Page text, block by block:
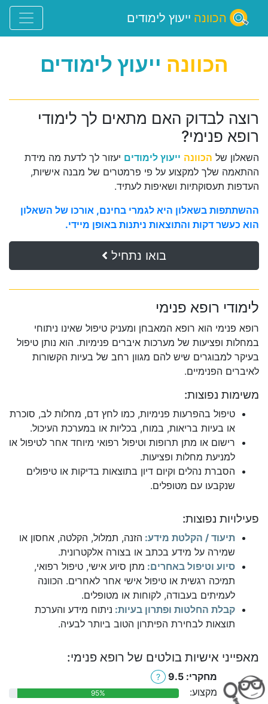
הכוונה ייעוץ לימודים
הכוונה ייעוץ לימודים
רוצה לבדוק האם מתאים לך לימודי
רופא פנימי?
השאלון של הכוונה ייעוץ לימודים יעזור לך לדעת מה מידת
ההתאמה שלך למקצוע על פי פרמטרים של מבנה אישיות,
העדפות תעסוקתיות ושאיפות לעתיד.
ההשתתפות בשאלון היא לגמרי בחינם, אורכו של השאלון
הוא כעשר דקות והתוצאות ניתנות באופן מיידי.
בואו נתחיל
לימודי רופא פנימי
רופא פנימי הוא רופא המאבחן ומעניק טיפול שאינו ניתוחי
במחלות ופציעות של מערכות איברים פנימיות. הוא נותן טיפול
בעיקר למבוגרים שיש להם מגוון רחב של בעיות הקשורות
לאיברים הפנימיים.
משימות נפוצות:
טיפול בהפרעות פנימיות, כמו לחץ דם, מחלות לב, סוכרת
או בעיות בריאות, במוח, בכליות או במערכת העיכול.
רישום או מתן תרופות וטיפול רפואי מיוחד אחר לטיפול או
למניעת מחלות ופציעות.
הסברת נהלים וקיום דיון בתוצאות בדיקות או טיפולים
שנקבעו עם מטופלים.
פעילויות נפוצות:
תיעוד / הקלטת מידע: הזנה, תמלול, הקלטה, אחסון או
שמירה על מידע בכתב או בצורה אלקטרונית.
סיוע וטיפול באחרים: מתן סיוע אישי, טיפול רפואי,
תמיכה רגשית או טיפול אישי אחר לאחרים. הכוונה
לעמיתים בעבודה, לקוחות או מטופלים.
קבלת החלטות ופתרון בעיות: ניתוח מידע והערכת
תוצאות לבחירת הפיתרון הטוב ביותר לבעיה.
מאפייני אישיות בולטים של רופא פנימי:
מחקרי: 9.5 ?
מקצוע: 95%